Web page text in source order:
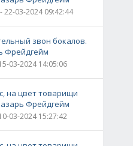
- 22-03-2024 09:42:44
звон бокалов.
Фрейдгейм
03-2024 14:05:06
на цвет товарищи
Фрейдгейм
03-2024 15:27:42